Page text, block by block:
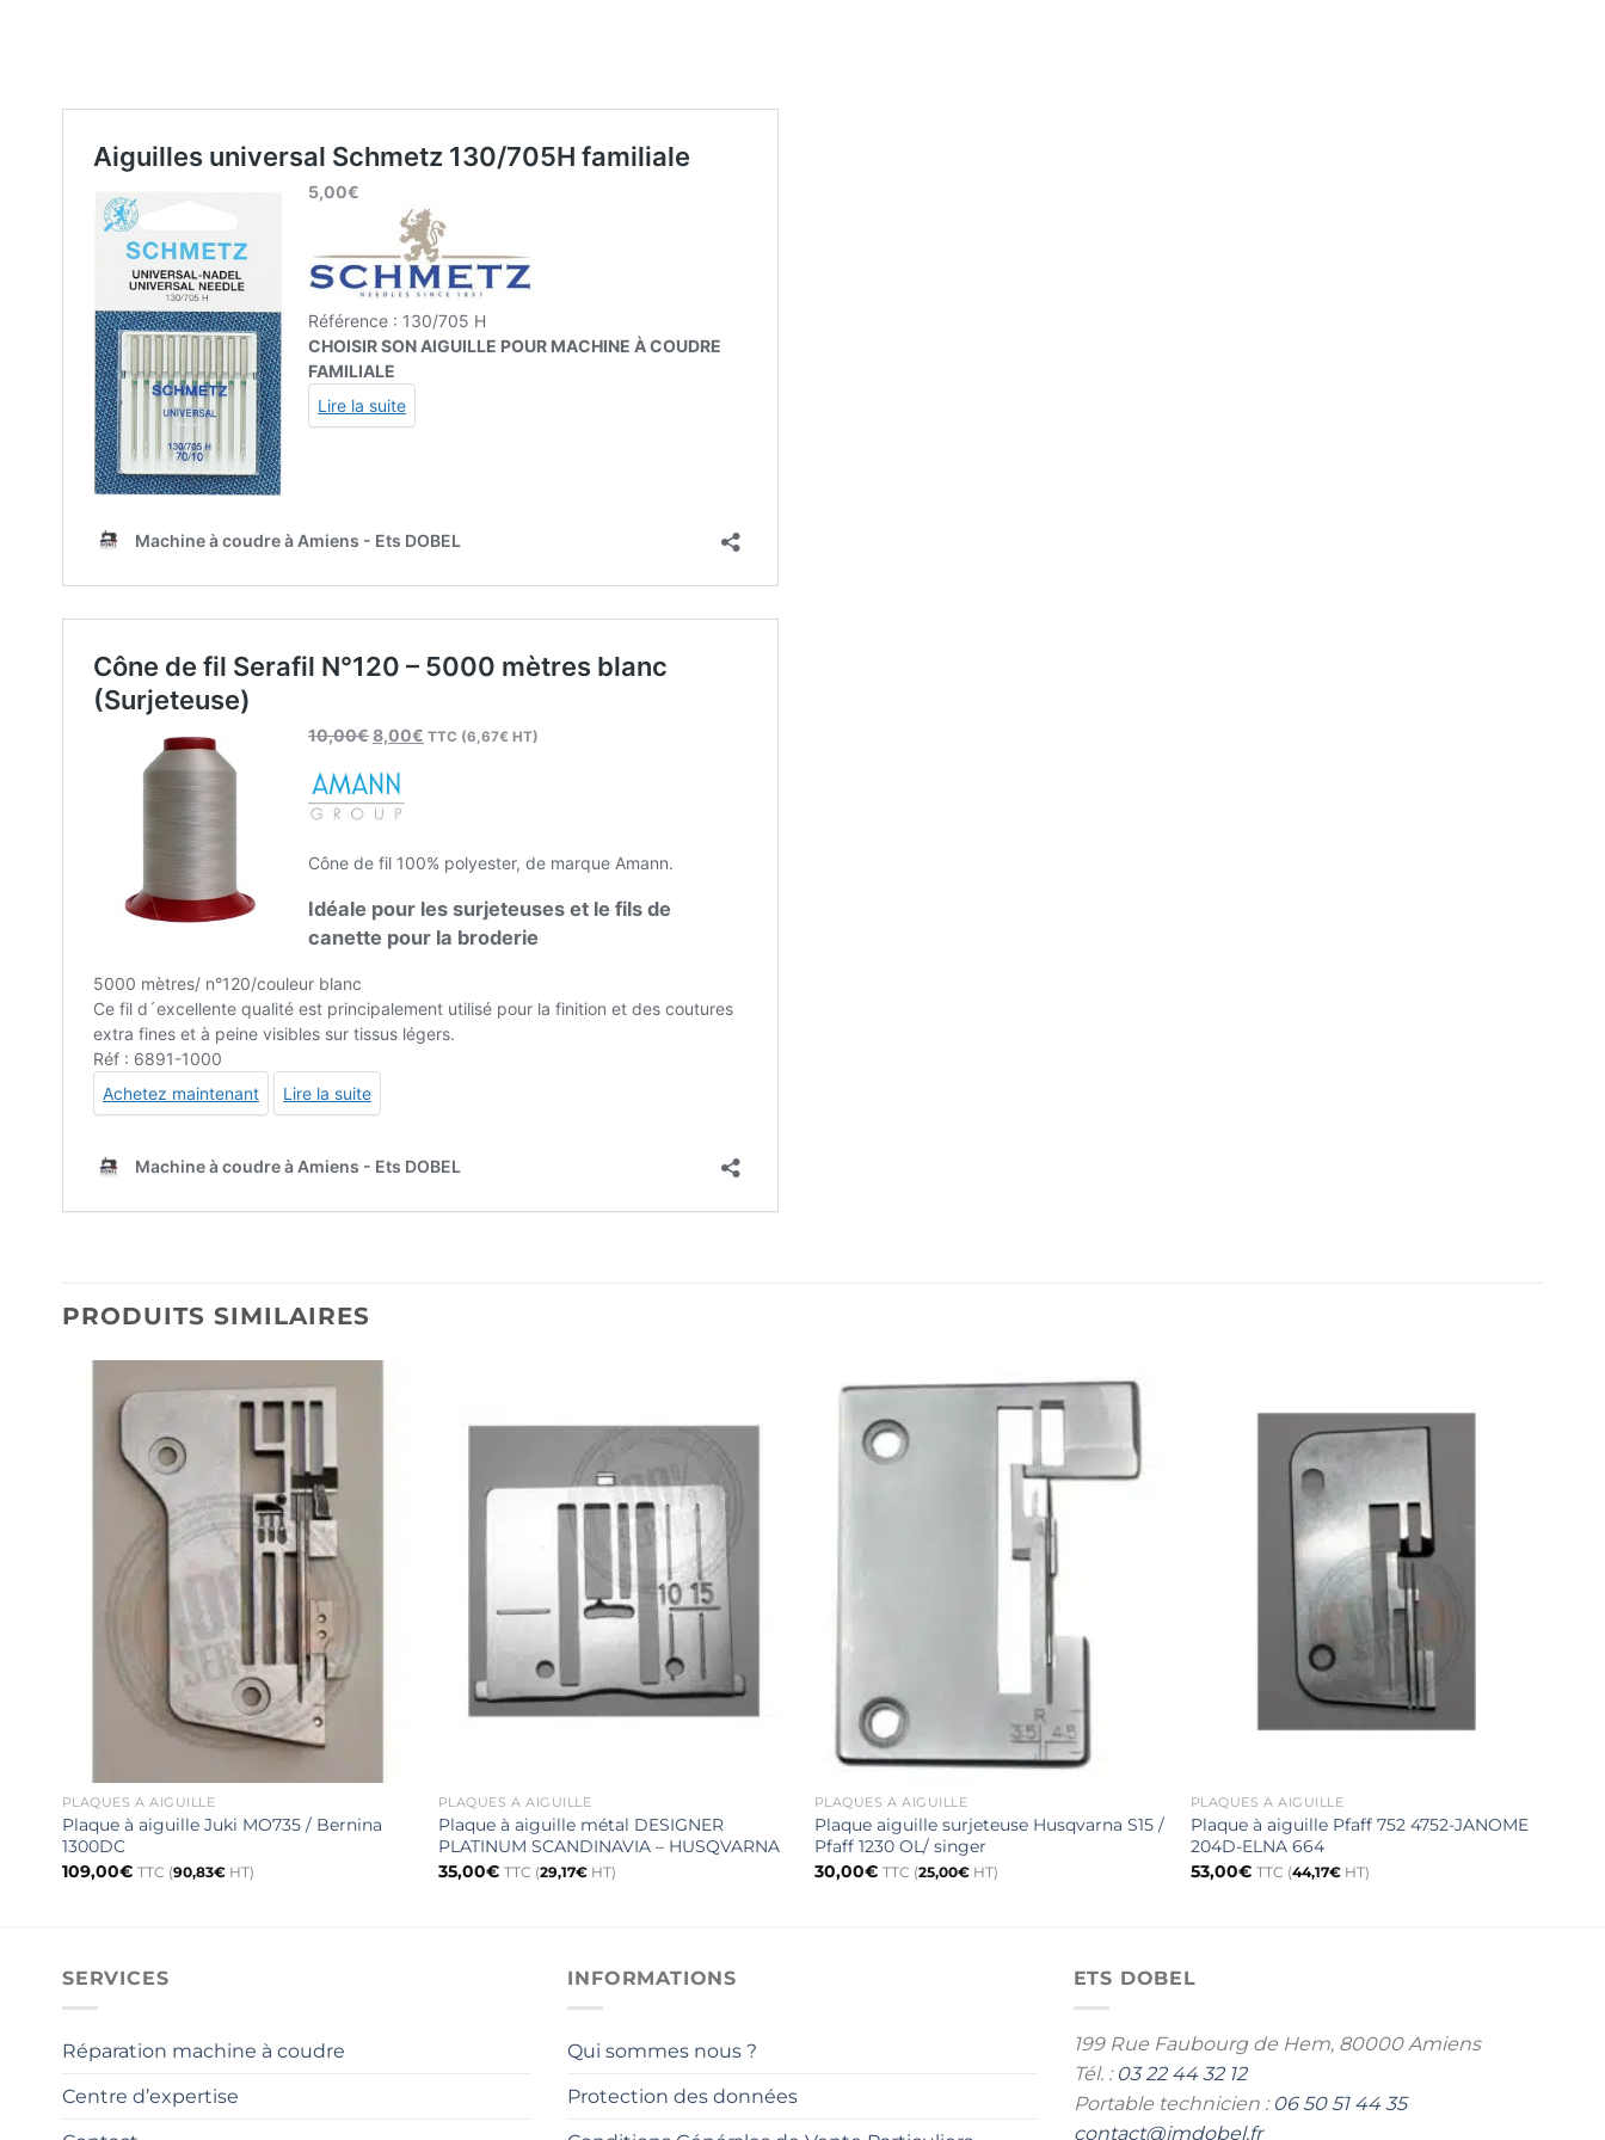
PRODUITS SIMILAIRES
PLAQUES À AIGUILLE
Plaque à aiguille Juki MO735 / Bernina
1300DC
109,00€ TTC (90,83€HT)
PLAQUES À AIGUILLE
Plaque à aiguille métal DESIGNER
PLATINUM SCANDINAVIA – HUSQVARNA
35,00€ TTC (29,17€HT)
PLAQUES À AIGUILLE
Plaque aiguille surjeteuse Husqvarna S15 /
Pfaff 1230 OL/ singer
30,00€ TTC (25,00€HT)
PLAQUES À AIGUILLE
Plaque à aiguille Pfaff 752 4752-JANOME
204D-ELNA 664
53,00€ TTC (44,17€HT)
SERVICES
Réparation machine à coudre
Centre d’expertise
INFORMATIONS
Qui sommes nous ?
Protection des données
ETS DOBEL
199 Rue Faubourg de Hem, 80000 Amiens
Tél. : 03 22 44 32 12
Portable technicien : 06 50 51 44 35
contact@jmdobel.fr